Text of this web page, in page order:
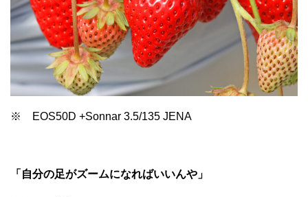
※ EOS50D +Sonnar 3.5/135 JENA
「自分の足がズームになればいいんや」